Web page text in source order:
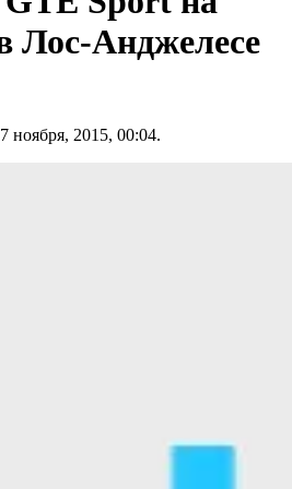
Лос-Анджелесе
ноября, 2015, 00:04.